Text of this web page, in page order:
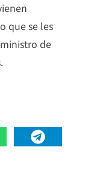
que se les
de